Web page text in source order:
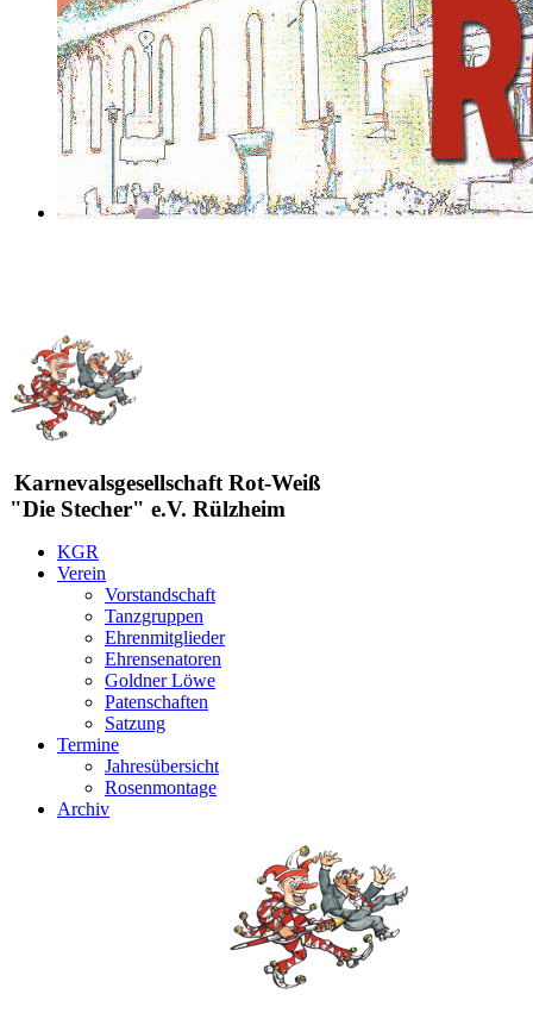
Karnevalsgesellschaft Rot-Weiß
"Die Stecher" e.V. Rülzheim
KGR
Verein
Vorstandschaft
Tanzgruppen
Ehrenmitglieder
Ehrensenatoren
Goldner Löwe
Patenschaften
Satzung
Termine
Jahresübersicht
Rosenmontage
Archiv